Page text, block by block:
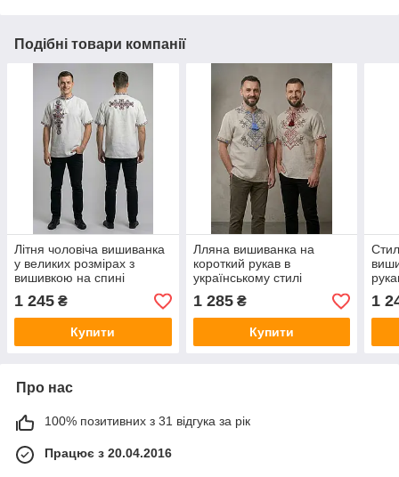
Подібні товари компанії
Літня чоловіча вишиванка
у великих розмірах з
вишивкою на спині
"Фламінго"
1 245 ₴
Купити
Лляна вишиванка на
короткий рукав в
українському стилі
1 285₴
Купити
1
Про нас
100% позитивних з 31 відгука за рік
Працює з 20.04.2016